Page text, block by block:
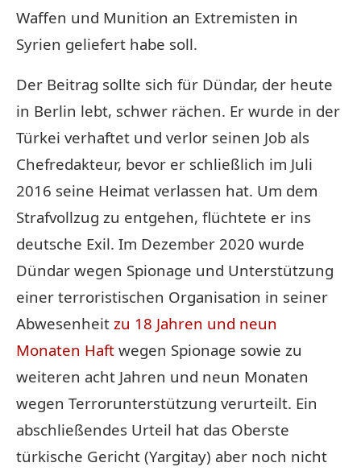
Waffen und Munition an Extremisten in
Syrien geliefert habe soll.
Der Beitrag sollte sich für Dündar, der heute
in Berlin lebt, schwer rächen. Er wurde in der
Türkei verhaftet und verlor seinen Job als
Chefredakteur, bevor er schließlich im Juli
2016 seine Heimat verlassen hat. Um dem
Strafvollzug zu entgehen, flüchtete er ins
deutsche Exil. Im Dezember 2020 wurde
Dündar wegen Spionage und Unterstützung
einer terroristischen Organisation in seiner
Abwesenheit zu 18 Jahren und neun
Monaten Haft wegen Spionage sowie zu
weiteren acht Jahren und neun Monaten
wegen Terrorunterstützung verurteilt. Ein
abschließendes Urteil hat das Oberste
türkische Gericht (Yargitay) aber noch nicht